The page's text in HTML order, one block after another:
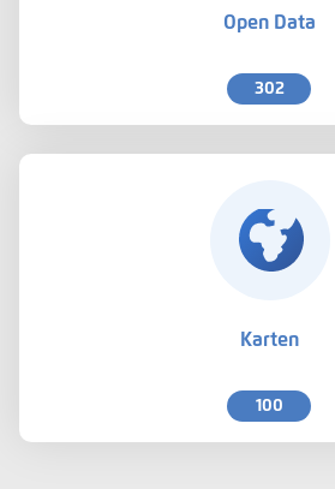
Open Data
302
Karten
100